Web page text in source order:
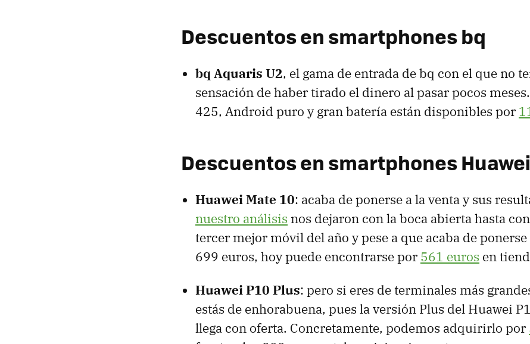
Descuentos en smartphones bq
bq Aquaris U2, el gama de entrada de bq con el que no
sensación de haber tirado el dinero al pasar pocos
425, Android puro y gran batería están disponibles por
Descuentos en smartphones Huawei
Huawei Mate 10: acaba de ponerse a la venta y sus
nuestro análisis nos dejaron con la boca abierta hasta
tercer mejor móvil del año y pese a que acaba de
699 euros, hoy puede encontrarse por 561 euros en
Huawei P10 Plus: pero si eres de terminales más
estás de enhorabuena, pues la versión Plus del Huawei
llega con oferta. Concretamente, podemos adquirirlo por